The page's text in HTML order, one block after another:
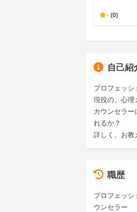
- (0)
自己紹
プロフェッシ
現役の、心理
カウンセラ
れるか？
詳しく、お教
職歴
プロフェッシ
ウンセラー